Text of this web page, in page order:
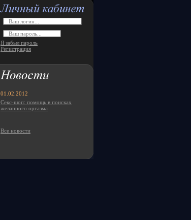
Я забыл пароль
Регистрация
01.02.2012
Секс-шоп: помощь в поисках
желанного оргазма
Все новости